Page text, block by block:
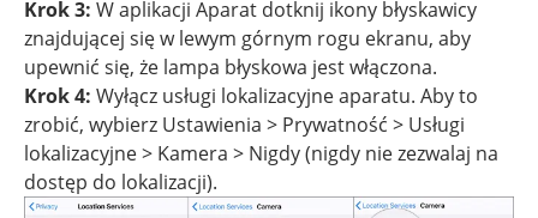
Krok 3: W aplikacji Aparat dotknij ikony błyskawicy
znajdującej się w lewym górnym rogu ekranu, aby
upewnić się, że lampa błyskowa jest włączona.
Krok 4: Wyłącz usługi lokalizacyjne aparatu. Aby to
zrobić, wybierz Ustawienia > Prywatność > Usługi
lokalizacyjne > Kamera > Nigdy (nigdy nie zezwalaj na
dostęp do lokalizacji).